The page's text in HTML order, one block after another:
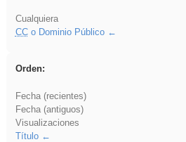
Cualquiera
CCo Dominio Público
Orden:
Fecha (recientes)
Fecha (antiguos)
Visualizaciones
Título